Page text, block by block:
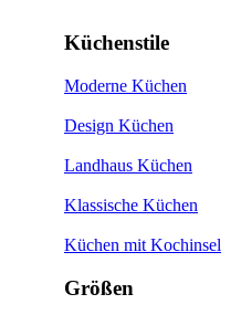
Küchenstile
Moderne Küchen
Design Küchen
Landhaus Küchen
Klassische Küchen
Küchen mit Kochinsel
Größen